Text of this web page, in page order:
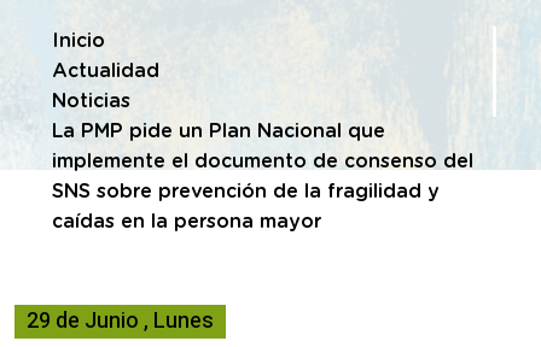
Te encuentras en
Inicio
Actualidad
Noticias
La PMP pide un Plan Nacional que
implemente el documento de consenso del
SNS sobre prevención de la fragilidad y
caídas en la persona mayor
29 de Junio, Lunes